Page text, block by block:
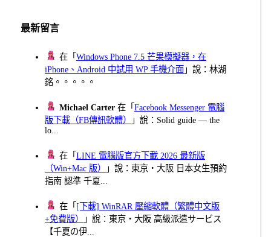
最新留言
在「Windows Phone 7.5 芒果模擬器，在
iPhone、Android 中試用 WP 手機介面 」說：林湖
銘。。。。。
Michael Carter 在「Facebook Messenger 電腦
版下載（FB傳訊軟體）
」說：Solid guide — the
lo...
在「LINE 電腦版官方下載 2026 最新版
（Win+Mac 版）
」說：東京・大阪 日本女生預約
指南 認準 千夏...
在「 [下載] WinRAR 壓縮軟體（繁體中文版
+免費版）
」說：東京・大阪 高級派遣サービス
【千夏の伊...